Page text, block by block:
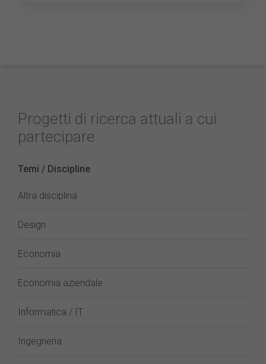
Progetti di ricerca attuali a cui
partecipare
Temi / Discipline
Altra disciplina
Design
Economia
Economia aziendale
Informatica / IT
Ingegneria